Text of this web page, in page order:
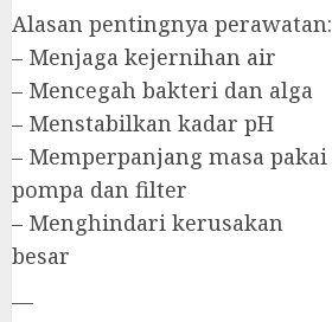
Alasan pentingnya perawatan:
– Menjaga kejernihan air
– Mencegah bakteri dan alga
– Menstabilkan kadar pH
– Memperpanjang masa pakai
pompa dan filter
– Menghindari kerusakan
besar
—